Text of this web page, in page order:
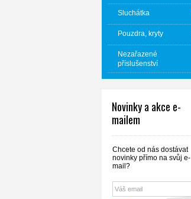
Sluchátka
Pouzdra, kryty
Nezařazené
příslušenství
Novinky a akce e-
mailem
Chcete od nás dostávat
novinky přímo na svůj e-
mail?